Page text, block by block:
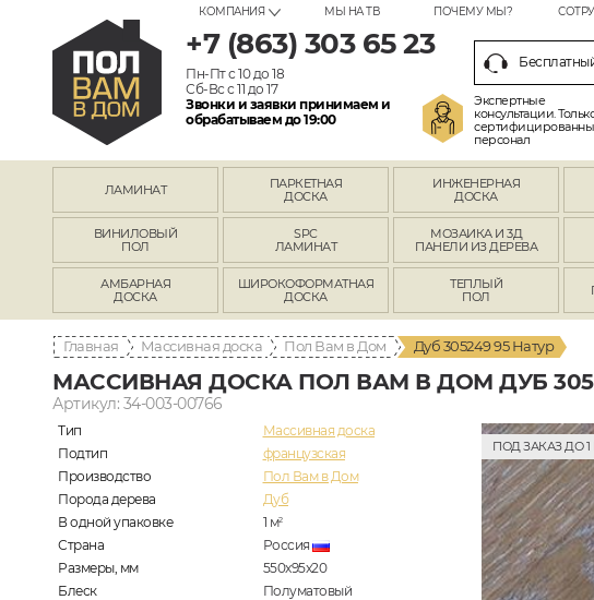
КОМПАНИЯ МЫ НА ТВ ПОЧЕМУ МЫ?
+7 (863) 303 65 23
Пн-Пт с 10 до 18
Сб-Вс с 11 до 17
Звонки и заявки принимаем и
обрабатываем до 19:00
Экспертные
консультации.
персонал
ЛАМИНАТ
ПАРКЕТНАЯ
ДОСКА
ИНЖЕНЕРНАЯ
ДОСКА
ВИНИЛОВЫЙ
ПОЛ
SPC
ЛАМИНАТ
МОЗАИКА И 3Д
ПАНЕЛИ ИЗ ДЕРЕВА
АМБАРНАЯ
ДОСКА
ШИРОКОФОРМАТНАЯ
ДОСКА
ТЕПЛЫЙ
ПОЛ
Главная Массивная доска Пол Вам в Дом Дуб 305249 95 Натур
МАССИВНАЯ ДОСКА ПОЛ ВАМ В ДОМ ДУБ
Артикул: 34-003-00766
Тип
Массивная доска
Подтип
французская
Производство
Пол Вам в Дом
Порода дерева
Дуб
В одной упаковке
1 м2
Страна
Россия
Размеры, мм
550x95x20
Блеск
Полуматовый
ПОД ЗАКАЗ ДО